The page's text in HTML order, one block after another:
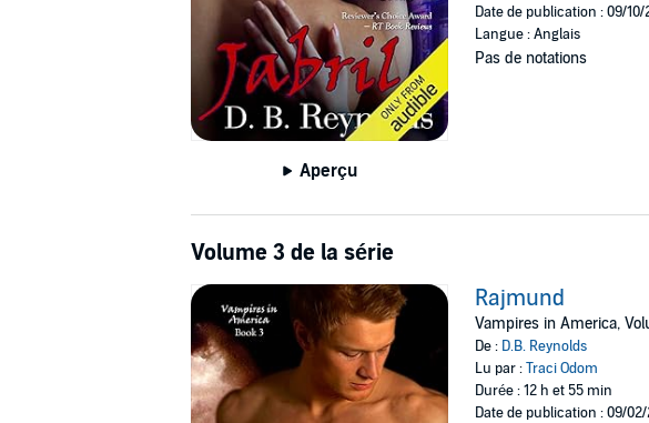
Aperçu
Date de publication : 09/10/
Langue : Anglais
Pas de notations
Volume 3 de la série
Rajmund
Vampires in America,
De : D.B. Reynolds
Lu par :Traci Odom
Durée : 12 h et 55 min
Date de publication : 09/02/